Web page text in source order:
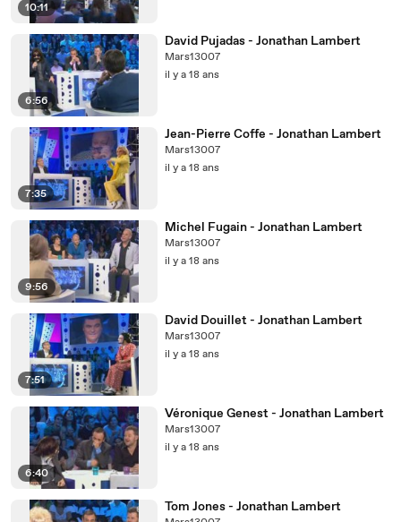
10:11
6:56
David Pujadas - Jonathan Lambert
Mars13007
il y a 18 ans
7:35
Jean-Pierre Coffe - Jonathan Lambert
Mars13007
il y a 18 ans
9:56
Michel Fugain - Jonathan Lambert
Mars13007
il y a 18 ans
7:51
David Douillet - Jonathan Lambert
Mars13007
il y a 18 ans
6:40
Véronique Genest - Jonathan Lambert
Mars13007
il y a 18 ans
Tom Jones - Jonathan Lambert